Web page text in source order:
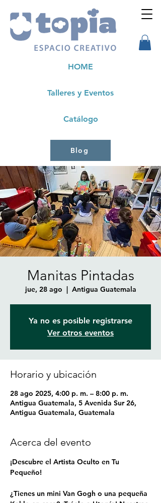
Talleres y Eventos
HOME
Catálogo
Blog
Manitas Pintadas
jue, 28 ago
  |
Antigua Guatemala
Ya no es posible registrarse
Ver otros eventos
Horario y ubicación
28 ago 2025, 4:00 p. m. – 8:00 p. m.
Antigua Guatemala, 5 Avenida Sur 26,
Antigua Guatemala, Guatemala
Acerca del evento
¡Descubre el Artista Oculto en Tu
Pequeño!
¿Tienes un mini Van Gogh o una pequeña